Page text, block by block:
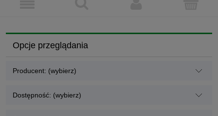
Opcje przeglądania
Producent: (wybierz)
Dostępność: (wybierz)